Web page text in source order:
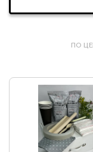
ПО
ОСТАВИТЬ